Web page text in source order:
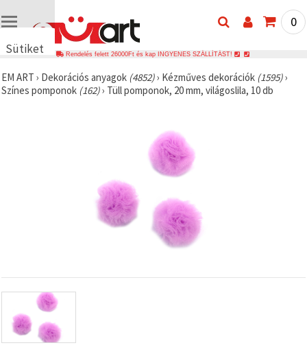
Sütiket
🍪 Cookie-
kat és
elemezzük
a
forgalmat,
valamint
relevánsabb
tartalmat
és
0
Rendelés felett 26000Ft és kap INGYENES SZÁLLÍTÁST!
EM ART › Dekorációs anyagok (4852)› Kézműves dekorációk (1595)›
Színes pomponok (162)› Tüll pomponok, 20 mm, világoslila, 10 db